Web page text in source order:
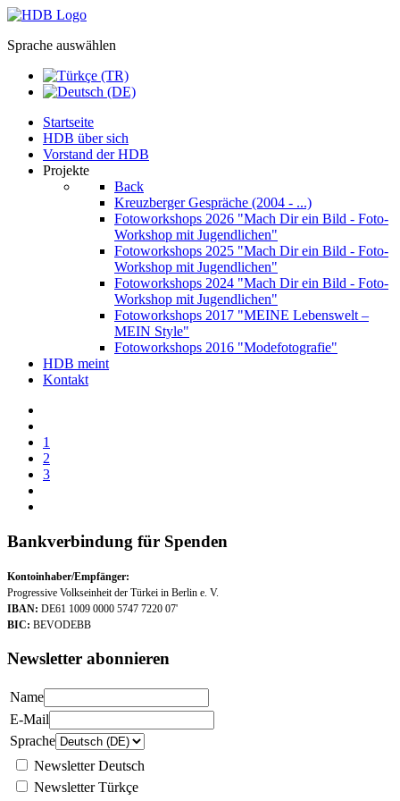
Sprache auswählen
Startseite
HDB über sich
Vorstand der HDB
Projekte
Back
Kreuzberger Gespräche (2004 - ...)
Fotoworkshops 2026 "Mach Dir ein Bild - Foto-
Workshop mit Jugendlichen"
Fotoworkshops 2025 "Mach Dir ein Bild - Foto-
Workshop mit Jugendlichen"
Fotoworkshops 2024 "Mach Dir ein Bild - Foto-
Workshop mit Jugendlichen"
Fotoworkshops 2017 "MEINE Lebenswelt –
MEIN Style"
Fotoworkshops 2016 "Modefotografie"
HDB meint
Kontakt
1
2
3
Bankverbindung für Spenden
Kontoinhaber/Empfänger:
Progressive Volkseinheit der Türkei in Berlin e. V.
IBAN: DE61 1009 0000 5747 7220 07'
BIC: BEVODEBB
Newsletter abonnieren
Name
E-Mail
Sprache
Newsletter Deutsch
Newsletter Türkçe